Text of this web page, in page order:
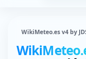
WikiMeteo.es v4 by